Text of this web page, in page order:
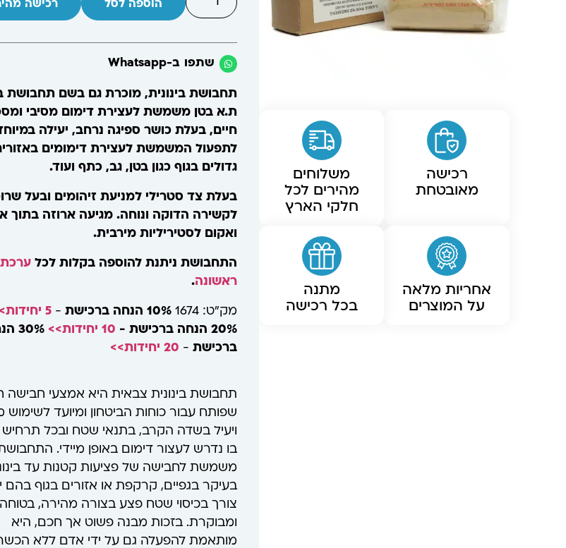
רכישה
מאובטחת
משלוחים
מהירים לכל
חלקי הארץ
אחריות מלאה
על המוצרים
מתנה
בכל רכישה
הוספה לסל רכישה
שתפו ב-Whatsapp
תחבושת בינונית, מוכרת גם בשם תחבושת
ת.א בטןמשמשת לעצירת דימום מסיבי
חיים, בעלת כושר ספיגה נרחב, יעילה
לתפעול המשמשת לעצירת דימומים
גדולים בגוף כגון בטן, גב, כתף ועוד.
בעלת צד סטרילי למניעת זיהומים ובעל
לקשירה הדוקה ונוחה. מגיעה ארוזה בתוך
ואקום לסטיריליות מירבית.
התחבושת ניתנת להוספה בקלות לכל
ראשונה.
מק"ט: 1674 10% הנחה ברכישת -5 יחידות>>
20% הנחה ברכישת -
10 יחידות>>
ברכישת - 20 יחידות>>
תחבושת בינונית צבאית היא אמצעי חבישה
שפותח עבור כוחות הביטחון ומיועד לשימוש
ויעיל בשדה הקרב, בתנאי שטח ובכל תרחיש
בו נדרש לעצור דימום באופן מיידי.
משמשת לחבישה של פציעות קטנות עד
בעיקר בגפיים, קרקפת או אזורים בגוף בהם
צורך בכיסוי שטח פצע בצורה מהירה, בטוחה
ומבוקרת. בזכות מבנה פשוט אך חכם, היא
מותאמת להפעלה גם על ידי אדם ללא